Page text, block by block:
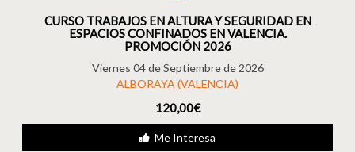
CURSO TRABAJOS EN ALTURA Y SEGURIDAD EN
ESPACIOS CONFINADOS EN VALENCIA.
PROMOCIÓN 2026
Viernes 04 de Septiembre de 2026
ALBORAYA (VALENCIA)
120,00€
Me Interesa